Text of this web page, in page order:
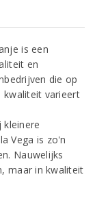
is een
en
die op
kwaliteit varieert
Vega is zo'n
Nauwelijks
maar in kwaliteit